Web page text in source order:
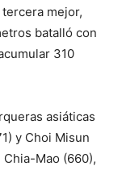
mejor,
batalló con
310
asiáticas
y Choi Misun
Mao (660),